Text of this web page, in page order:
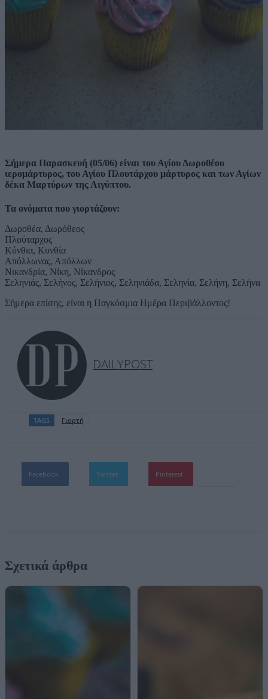
Σήμερα Παρασκευή (05/06) είναι του Αγίου Δωροθέου
ιερομάρτυρος, του Αγίου Πλουτάρχου μάρτυρος και των Αγίων
δέκα Μαρτύρων της Αιγύπτου.
Τα ονόματα που γιορτάζουν:
Δωροθέα, Δωρόθεος
Πλούταρχος
Κύνθια, Κυνθία
Απόλλωνας, Απόλλων
Νικανδρία, Νίκη, Νίκανδρος
Σεληνιάς, Σελήνος, Σελήνιος, Σεληνιάδα, Σεληνία, Σελήνη, Σελήνα
Σήμερα επίσης, είναι η Παγκόσμια Ημέρα Περιβάλλοντος!
DAILYPOST
TAGS Γιορτή
Facebook Twitter Pinterest
Σχετικά άρθρα